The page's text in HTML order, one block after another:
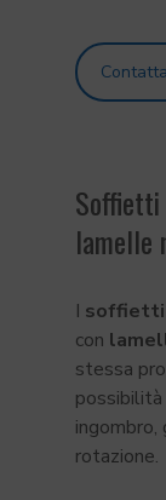
lamelle
I soffietti
con
stessa
possibilità
ingombro,
rotazione.